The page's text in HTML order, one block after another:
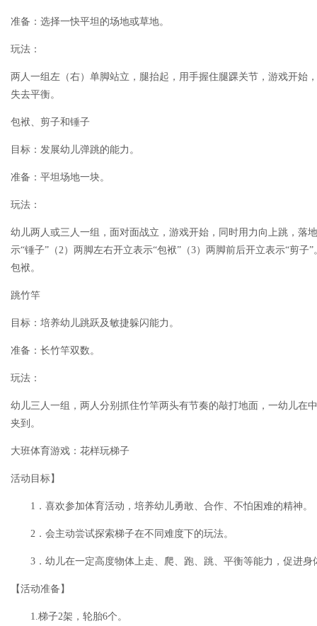
准备：选择一快平坦的场地或草地。
玩法：
两人一组左（右）单脚站立，腿抬起，用手握住腿踝关节，游戏开始
失去平衡。
包袱、剪子和锤子
目标：发展幼儿弹跳的能力。
准备：平坦场地一块。
玩法：
幼儿两人或三人一组，面对面战立，游戏开始，同时用力向上跳，落
示“锤子”（2）两脚左右开立表示“包袱”（3）两脚前后开立表示“剪
包袱。
跳竹竿
目标：培养幼儿跳跃及敏捷躲闪能力。
准备：长竹竿双数。
玩法：
幼儿三人一组，两人分别抓住竹竿两头有节奏的敲打地面，一幼儿在
夹到。
大班体育游戏：花样玩梯子
活动目标】
1．喜欢参加体育活动，培养幼儿勇敢、合作、不怕困难的精神。
2．会主动尝试探索梯子在不同难度下的玩法。
3．幼儿在一定高度物体上走、爬、跑、跳、平衡等能力，促进身
【活动准备】
1.梯子2架，轮胎6个。